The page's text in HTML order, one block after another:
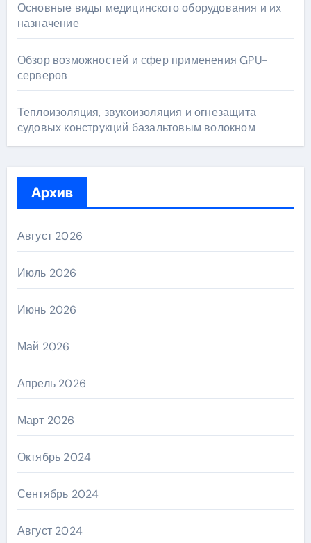
Основные виды медицинского оборудования и их
назначение
Обзор возможностей и сфер применения GPU-
серверов
Теплоизоляция, звукоизоляция и огнезащита
судовых конструкций базальтовым волокном
Архив
Август 2026
Июль 2026
Июнь 2026
Май 2026
Апрель 2026
Март 2026
Октябрь 2024
Сентябрь 2024
Август 2024